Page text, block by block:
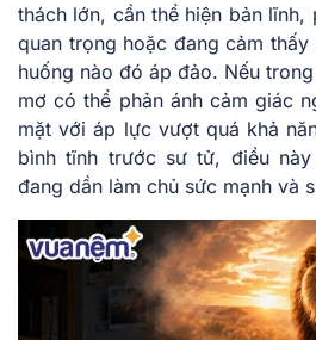
thách lớn, cần thể hiện bản
quan trọng hoặc đang cảm
huống nào đó áp đảo. Nếu
mơ có thể phản ánh cảm giác
mặt với áp lực vượt quá khả
bình tĩnh trước sư tử, điều
đang dần làm chủ sức mạnh và